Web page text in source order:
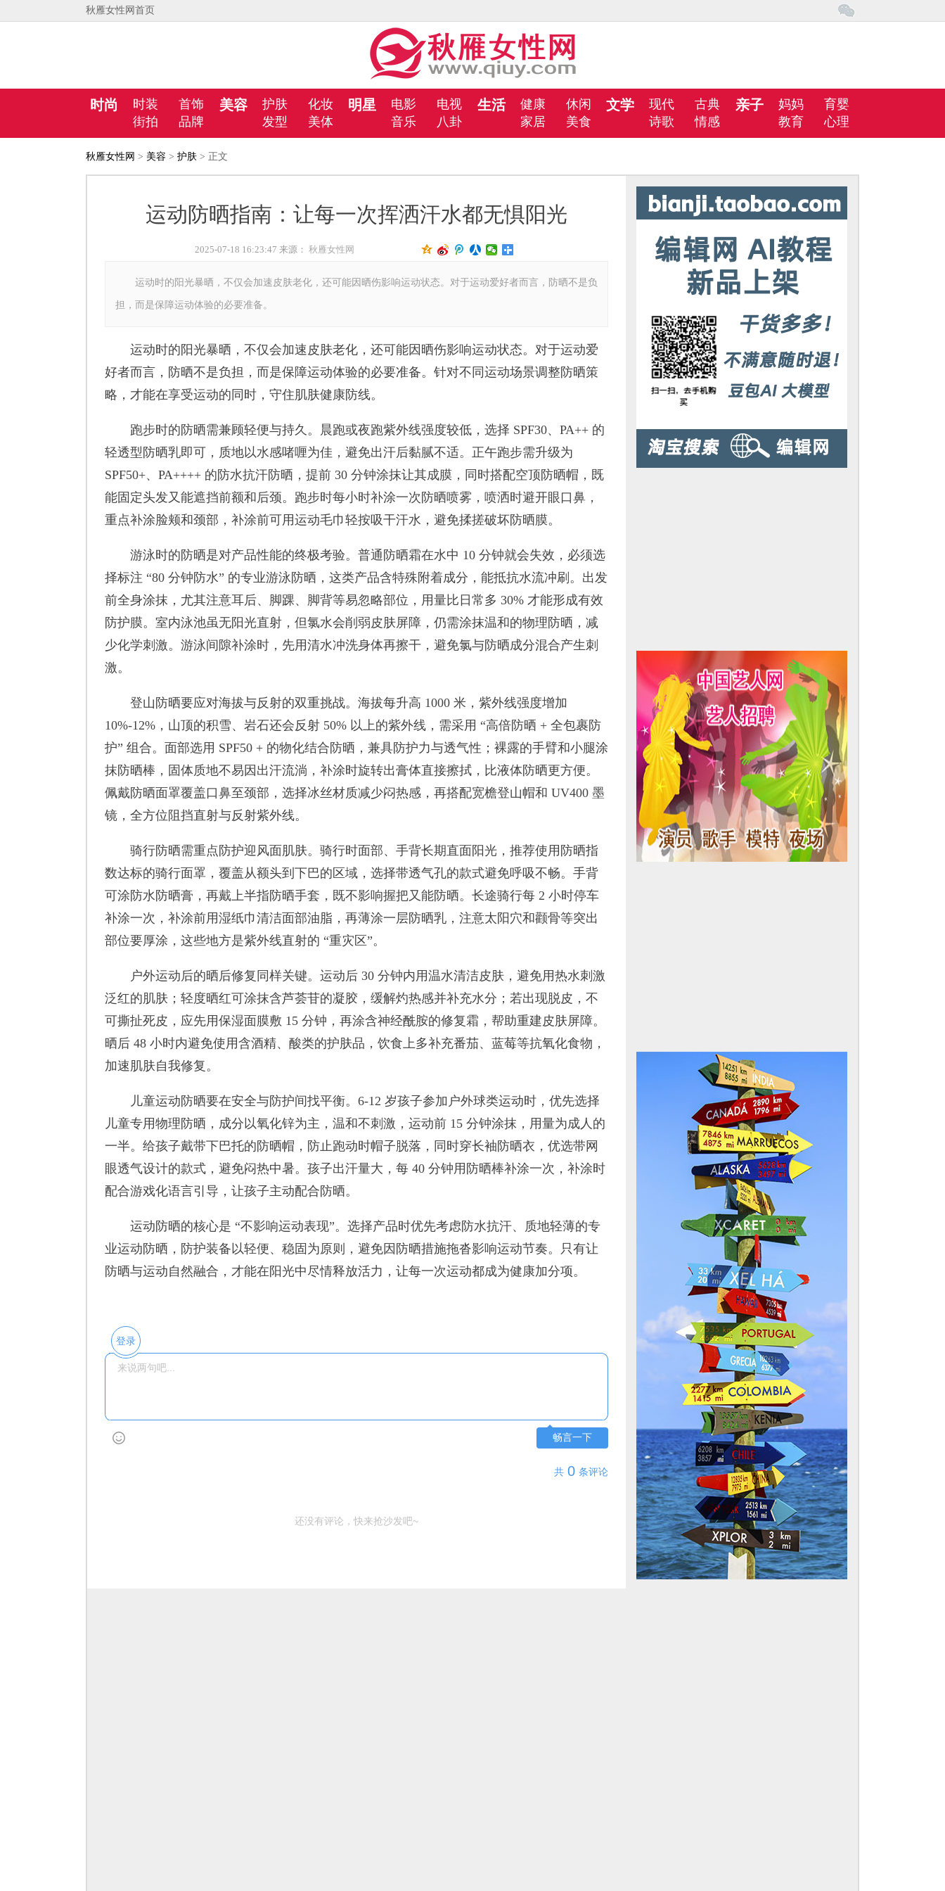
秋雁女性网首页
时尚 时装
首饰
街拍
品牌
美容 护肤
化妆
发型
美体
明星 电影
电视
音乐
八卦
生活 健康
休闲
家居
美食
文学 现代
古典
诗歌
情感
亲子 妈妈
育婴
教育
心理
秋雁女性网 > 美容 > 护肤 > 正文
运动防晒指南：让每一次挥洒汗水都无惧阳光
2025-07-18 16:23:47 来源： 秋雁女性网
运动时的阳光暴晒，不仅会加速皮肤老化，还可能因晒伤影响运动状态。对于运动爱好者而言，防晒不是负
担，而是保障运动体验的必要准备。
运动时的阳光暴晒，不仅会加速皮肤老化，还可能因晒伤影响运动状态。对于运动爱
好者而言，防晒不是负担，而是保障运动体验的必要准备。针对不同运动场景调整防晒策
略，才能在享受运动的同时，守住肌肤健康防线。
跑步时的防晒需兼顾轻便与持久。晨跑或夜跑紫外线强度较低，选择 SPF30、PA++ 的
轻透型防晒乳即可，质地以水感啫喱为佳，避免出汗后黏腻不适。正午跑步需升级为
SPF50+、PA++++ 的防水抗汗防晒，提前 30 分钟涂抹让其成膜，同时搭配空顶防晒帽，既
能固定头发又能遮挡前额和后颈。跑步时每小时补涂一次防晒喷雾，喷洒时避开眼口鼻，
重点补涂脸颊和颈部，补涂前可用运动毛巾轻按吸干汗水，避免揉搓破坏防晒膜。
游泳时的防晒是对产品性能的终极考验。普通防晒霜在水中 10 分钟就会失效，必须选
择标注 “80 分钟防水” 的专业游泳防晒，这类产品含特殊附着成分，能抵抗水流冲刷。出发
前全身涂抹，尤其注意耳后、脚踝、脚背等易忽略部位，用量比日常多 30% 才能形成有效
防护膜。室内泳池虽无阳光直射，但氯水会削弱皮肤屏障，仍需涂抹温和的物理防晒，减
少化学刺激。游泳间隙补涂时，先用清水冲洗身体再擦干，避免氯与防晒成分混合产生刺
激。
登山防晒要应对海拔与反射的双重挑战。海拔每升高 1000 米，紫外线强度增加
10%-12%，山顶的积雪、岩石还会反射 50% 以上的紫外线，需采用 “高倍防晒 + 全包裹防
护” 组合。面部选用 SPF50 + 的物化结合防晒，兼具防护力与透气性；裸露的手臂和小腿涂
抹防晒棒，固体质地不易因出汗流淌，补涂时旋转出膏体直接擦拭，比液体防晒更方便。
佩戴防晒面罩覆盖口鼻至颈部，选择冰丝材质减少闷热感，再搭配宽檐登山帽和 UV400 墨
镜，全方位阻挡直射与反射紫外线。
骑行防晒需重点防护迎风面肌肤。骑行时面部、手背长期直面阳光，推荐使用防晒指
数达标的骑行面罩，覆盖从额头到下巴的区域，选择带透气孔的款式避免呼吸不畅。手背
可涂防水防晒膏，再戴上半指防晒手套，既不影响握把又能防晒。长途骑行每 2 小时停车
补涂一次，补涂前用湿纸巾清洁面部油脂，再薄涂一层防晒乳，注意太阳穴和颧骨等突出
部位要厚涂，这些地方是紫外线直射的 “重灾区”。
户外运动后的晒后修复同样关键。运动后 30 分钟内用温水清洁皮肤，避免用热水刺激
泛红的肌肤；轻度晒红可涂抹含芦荟苷的凝胶，缓解灼热感并补充水分；若出现脱皮，不
可撕扯死皮，应先用保湿面膜敷 15 分钟，再涂含神经酰胺的修复霜，帮助重建皮肤屏障。
晒后 48 小时内避免使用含酒精、酸类的护肤品，饮食上多补充番茄、蓝莓等抗氧化食物，
加速肌肤自我修复。
儿童运动防晒要在安全与防护间找平衡。6-12 岁孩子参加户外球类运动时，优先选择
儿童专用物理防晒，成分以氧化锌为主，温和不刺激，运动前 15 分钟涂抹，用量为成人的
一半。给孩子戴带下巴托的防晒帽，防止跑动时帽子脱落，同时穿长袖防晒衣，优选带网
眼透气设计的款式，避免闷热中暑。孩子出汗量大，每 40 分钟用防晒棒补涂一次，补涂时
配合游戏化语言引导，让孩子主动配合防晒。
运动防晒的核心是 “不影响运动表现”。选择产品时优先考虑防水抗汗、质地轻薄的专
业运动防晒，防护装备以轻便、稳固为原则，避免因防晒措施拖沓影响运动节奏。只有让
防晒与运动自然融合，才能在阳光中尽情释放活力，让每一次运动都成为健康加分项。
登录
畅言一下
共 0 条评论
还没有评论，快来抢沙发吧~